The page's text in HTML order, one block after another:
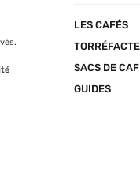
LES CAFÉS
SACS DE
GUIDES